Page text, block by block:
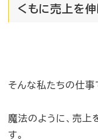
くもに売上を伸
そんな私たちの仕事
魔法のように、売上
す。